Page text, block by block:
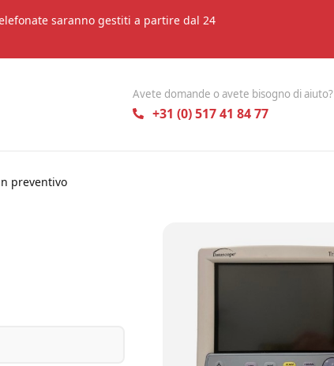
saranno gestiti a partire dal 24
Avete domande o avete bisogno di aiuto?
+31 (0) 517 41 84 77
preventivo